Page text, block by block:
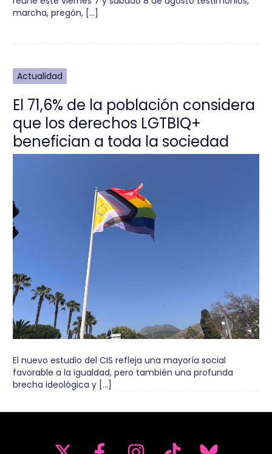
marcha, pregón, […]
Actualidad
El 71,6% de la población considera
que los derechos LGTBIQ+
benefician a toda la sociedad
El nuevo estudio del CIS refleja una mayoría social
favorable a la igualdad, pero también una profunda
brecha ideológica y […]